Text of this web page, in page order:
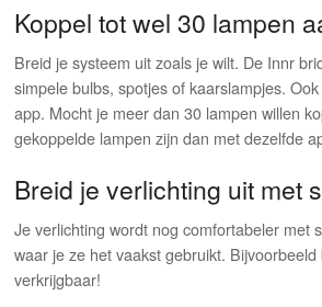
Koppel tot wel 30 lampen
Breid je systeem uit zoals je wilt. De Innr
simpele bulbs, spotjes of kaarslampjes.
app. Mocht je meer dan 30 lampen willen
gekoppelde lampen zijn dan met dezelfde
Breid je verlichting uit met
Je verlichting wordt nog comfortabeler met
waar je ze het vaakst gebruikt.
verkrijgbaar!